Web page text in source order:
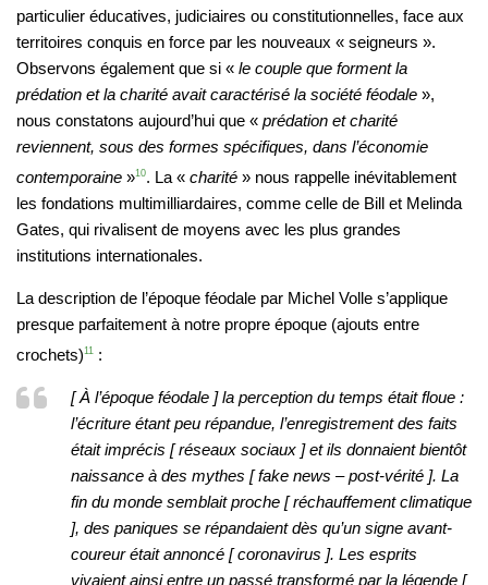
particulier éducatives, judiciaires ou constitutionnelles, face aux
territoires conquis en force par les nouveaux « seigneurs ».
Observons également que si « le couple que forment la
prédation et la charité avait caractérisé la société féodale »,
nous constatons aujourd’hui que « prédation et charité
reviennent, sous des formes spécifiques, dans l’économie
contemporaine »10. La « charité » nous rappelle inévitablement
les fondations multimilliardaires, comme celle de Bill et Melinda
Gates, qui rivalisent de moyens avec les plus grandes
institutions internationales.
La description de l’époque féodale par Michel Volle s’applique
presque parfaitement à notre propre époque (ajouts entre
crochets) 11 :
[ À l’époque féodale ] la perception du temps était floue :
l’écriture étant peu répandue, l’enregistrement des faits
était imprécis [ réseaux sociaux ] et ils donnaient bientôt
naissance à des mythes [ fake news – post-vérité ]. La
fin du monde semblait proche [ réchauffement climatique
], des paniques se répandaient dès qu’un signe avant-
coureur était annoncé [ coronavirus ]. Les esprits
vivaient ainsi entre un passé transformé par la légende [